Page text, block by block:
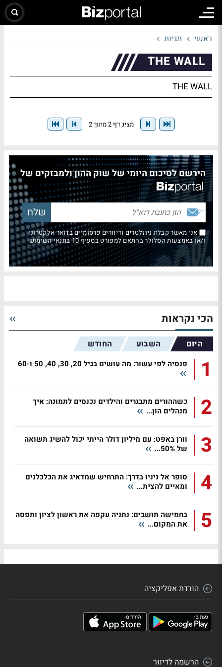
ראשי תגיות
THE WALL
THE WALL
מציג דף 2 מתוך 2
הירשם לסיכום היומי של שוק ההון ולמבזקים של
אני מאשר קבלת ניוזלטרים ודיוורים פרסומיים בדואר אלקטרוני
ו/או באמצעות הסלולר בהתאם למפורט בסעיף 10 בתנאי השימוש
הכי נקראות
היום השבוע החודש
1 פנסיה לפי עשור: מה עושים בגיל 20, 30, 40, 50 ו-60
2
כשההורים מתבגרים והילדים נכנסים לתמונה: איך
מנהלים הון...
3
וורן באפט: עם מיליון דולר הייתי יכול להשיג תשואה
של 50%...
4
סופר אל ניניו בדרך: התרחיש שמדאיג את הכלכלנים
ומאיים להצית...
5
בחמישה תושבים: נתניה עקפה את ראשון לציון ותפסה
את המקום...
הורדת אפליקציה
הרשמה לדיוור